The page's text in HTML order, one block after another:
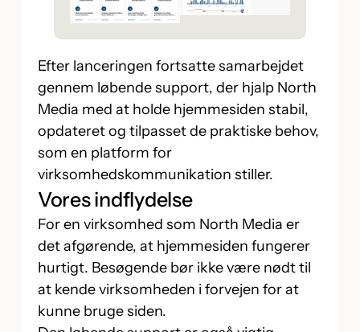
Efter lanceringen fortsatte samarbejdet
gennem løbende support, der hjalp North
Media med at holde hjemmesiden stabil,
opdateret og tilpasset de praktiske behov,
som en platform for
virksomhedskommunikation stiller.
Vores indflydelse
For en virksomhed som North Media er
det afgørende, at hjemmesiden fungerer
hurtigt. Besøgende bør ikke være nødt til
at kende virksomheden i forvejen for at
kunne bruge siden.